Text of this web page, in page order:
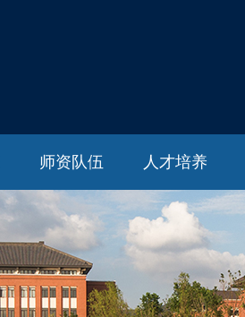
师资队伍 人才培养